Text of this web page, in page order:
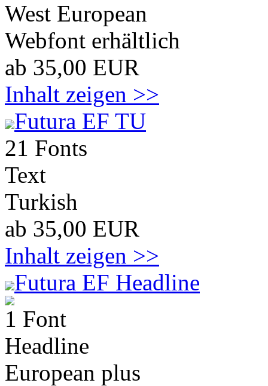
West European
Webfont erhältlich
ab 35,00 EUR
Inhalt zeigen >>
Futura EF TU
21 Fonts
Text
Turkish
ab 35,00 EUR
Inhalt zeigen >>
Futura EF Headline
1 Font
Headline
European plus